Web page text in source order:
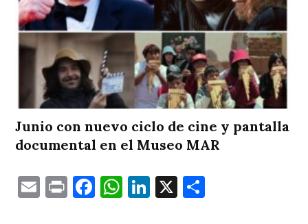
Junio con nuevo ciclo de cine y pantalla
documental en el Museo MAR
EmailPrintFacebook
WhatsApp
LinkedIn
X